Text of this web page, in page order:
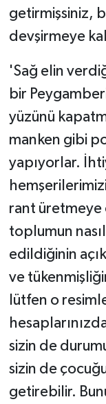
getirmişsiniz,
devşirmeye
​'Sağ elin
bir
yüzünü
manken gibi
yapıyorlar.
rant üretmeye
toplumun
edildiğinin
ve
lütfen o
sizin de
sizin de
getirebilir.